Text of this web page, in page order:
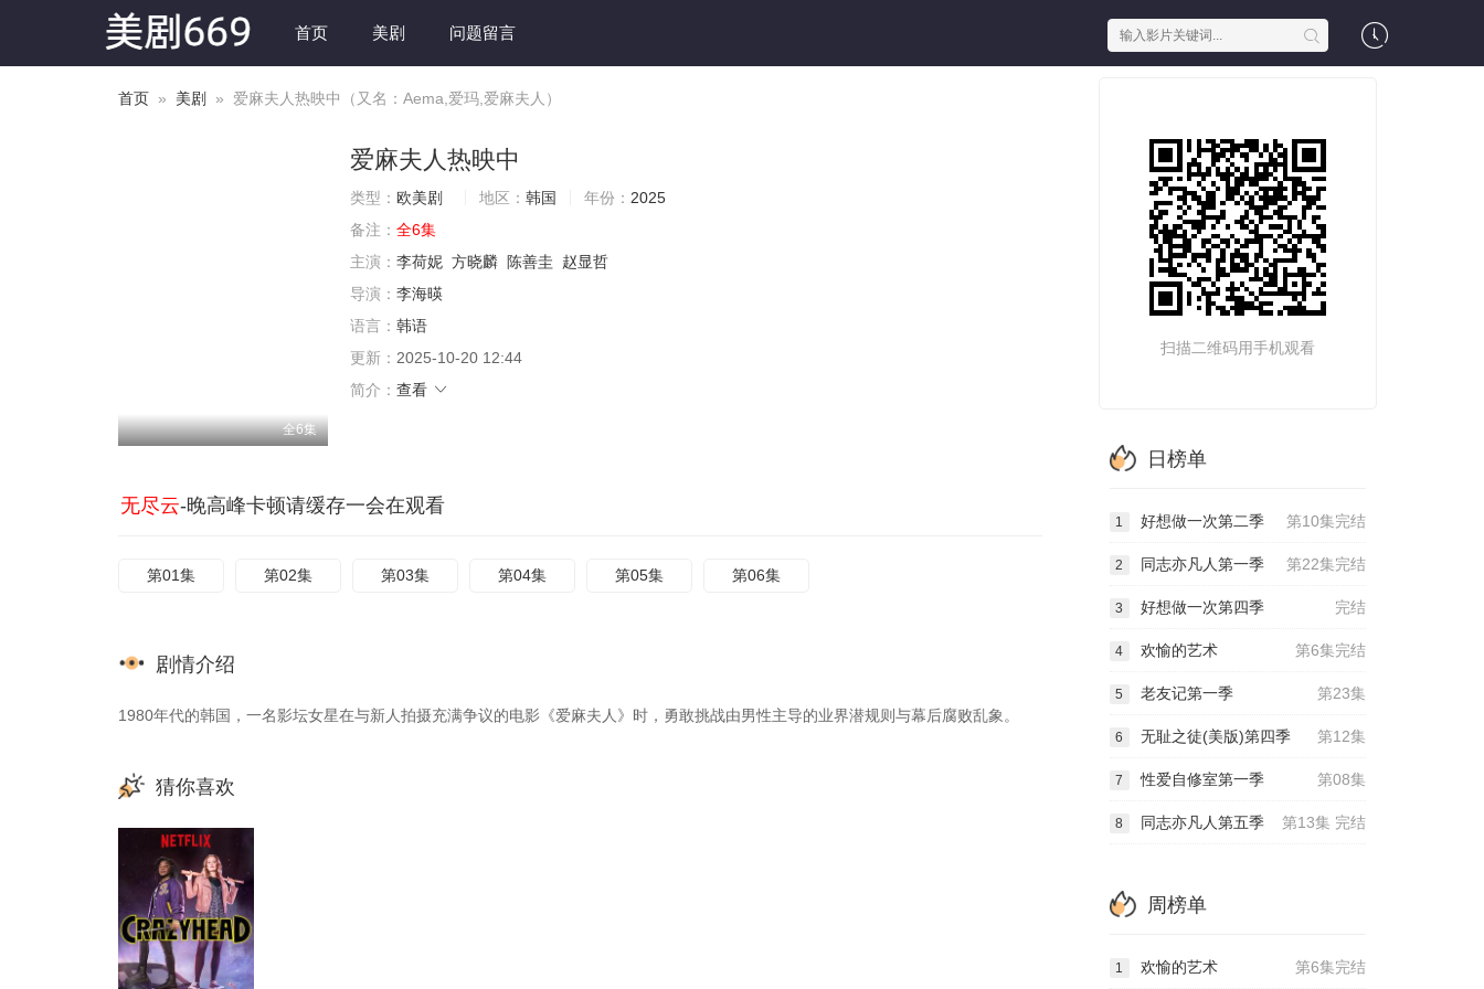
首页 美剧 问题留言
首页 » 美剧 » 爱麻夫人热映中（又名：Aema,爱玛,爱麻夫人）
全6集
爱麻夫人热映中
类型： 欧美剧 地区： 韩国 年份： 2025
备注： 全6集
主演： 李荷妮 方晓麟 陈善圭
赵显哲
导演： 李海暎
语言： 韩语
更新： 2025-10-20 12:44
简介： 查看
无尽云-晚高峰卡顿请缓存一会在观看
第01集 第02集 第03集 第04集 第05集 第06集
剧情介绍
1980年代的韩国，一名影坛女星在与新人拍摄充满争议的电影《爱麻夫人》时，勇敢挑战由男性主导的业界潜规则与幕后腐败乱象。
猜你喜欢
扫描二维码用手机观看
日榜单
第10集完结
1 好想做一次第二季
第22集完结
2 同志亦凡人第一季
完结
3 好想做一次第四季
第6集完结
4 欢愉的艺术
第23集
5 老友记第一季
第12集
6 无耻之徒(美版)第四季
第08集
7 性爱自修室第一季
第13集 完结
8 同志亦凡人第五季
周榜单
第6集完结
1 欢愉的艺术